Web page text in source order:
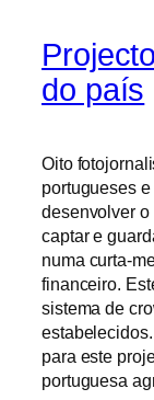
do país
Oito
portugueses
desenvolver o
captar e
numa curta-
financeiro.
sistema de
para este
portuguesa